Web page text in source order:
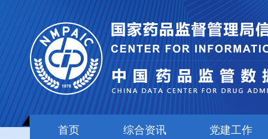
首页 综合资讯 党建工作